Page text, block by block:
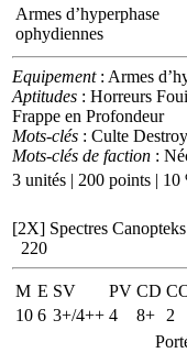
Armes d’hyperphase
ophydiennes
Equipement: Armes
Aptitudes : Horreurs
Frappe en Profondeur
Mots-clés : Culte
Mots-clés de faction :
3 unités | 200 points | 10
[2X] Spectres
220
M E SV PV CD
10 6 3+/4++ 4 8+
2